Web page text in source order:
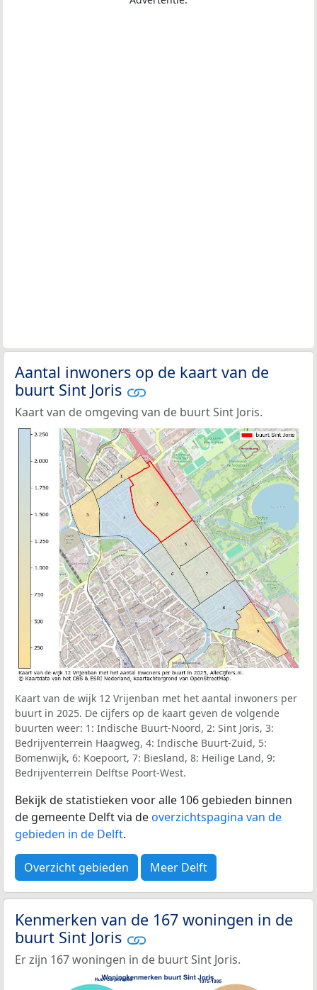
Aantal inwoners op de kaart van de
buurt Sint Joris
Kaart van de omgeving van de buurt Sint Joris.
Kaart van de wijk 12 Vrijenban met het aantal inwoners per
buurt in 2025. De cijfers op de kaart geven de volgende
buurten weer: 1: Indische Buurt-Noord, 2: Sint Joris, 3:
Bedrijventerrein Haagweg, 4: Indische Buurt-Zuid, 5:
Bomenwijk, 6: Koepoort, 7: Biesland, 8: Heilige Land, 9:
Bedrijventerrein Delftse Poort-West.
Bekijk de statistieken voor alle 106 gebieden binnen
de gemeente Delft via deoverzichtspagina van de
gebieden in de Delft.
Overzicht gebieden Meer Delft
Kenmerken van de 167 woningen in de
buurt Sint Joris
Er zijn 167 woningen in de buurt Sint Joris.